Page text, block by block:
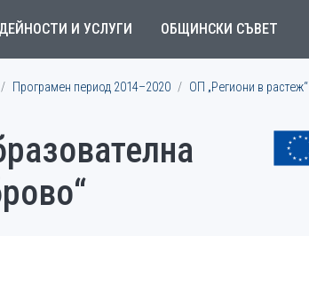
ДЕЙНОСТИ И УСЛУГИ ОБЩИНСКИ СЪВЕТ
Програмен период 2014–2020
ОП „Региони в растеж“